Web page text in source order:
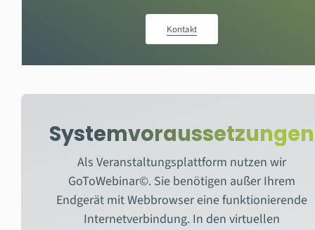
Kontakt
Systemvoraussetzungen
Als Veranstaltungsplattform nutzen wir
GoToWebinar©. Sie benötigen außer Ihrem
Endgerät mit Webbrowser eine funktionierende
Internetverbindung. In den virtuellen